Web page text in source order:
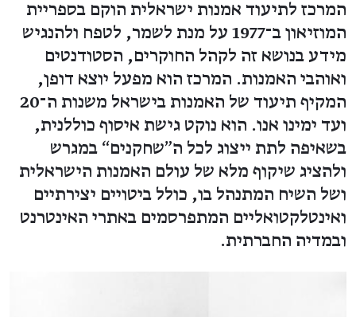
המרכז לתיעוד אמנות ישראלית הוקם בספריית
המוזיאון ב־1977 על מנת לשמר, לטפח ולהנגיש
מידע בנושא זה לקהל החוקרים, הסטודנטים
ואוהבי האמנות. המרכז הוא מפעל יוצא דופן,
המקיף תיעוד של האמנות בישראל משנות ה־20
ועד ימינו אנו. הוא נוקט גישת איסוף כוללנית,
בשאיפה לתת ייצוג לכל ה"שחקנים“ במגרש
ולהציג שיקוף מלא של עולם האמנות הישראלית
ושל השיח המתנהל בו, כולל ביטויים יצירתיים
ואינטלקטואליים המתפרסמים באתרי האינטרנט
ובמדיה החברתית.